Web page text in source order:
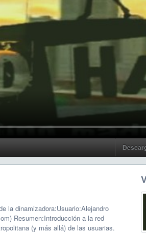
la dinamizadora:Usuario:Alejandro
Resumen:Introducción a la red
(y más allá) de las usuarias.